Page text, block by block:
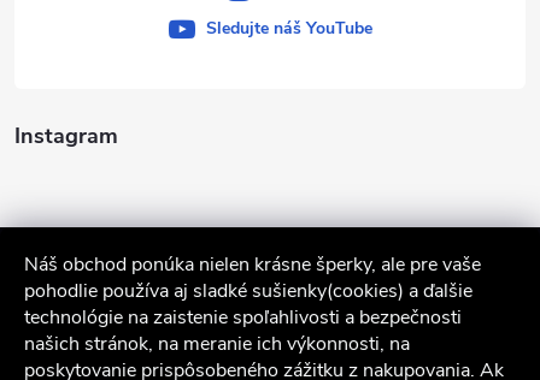
Náš obchod ponúka nielen krásne šperky, ale pre vaše
pohodlie používa aj sladké sušienky(cookies) a ďalšie
technológie na zaistenie spoľahlivosti a bezpečnosti
našich stránok, na meranie ich výkonnosti, na
poskytovanie prispôsobeného zážitku z nakupovania. Ak
Instagram
Sledujte náš YouTube